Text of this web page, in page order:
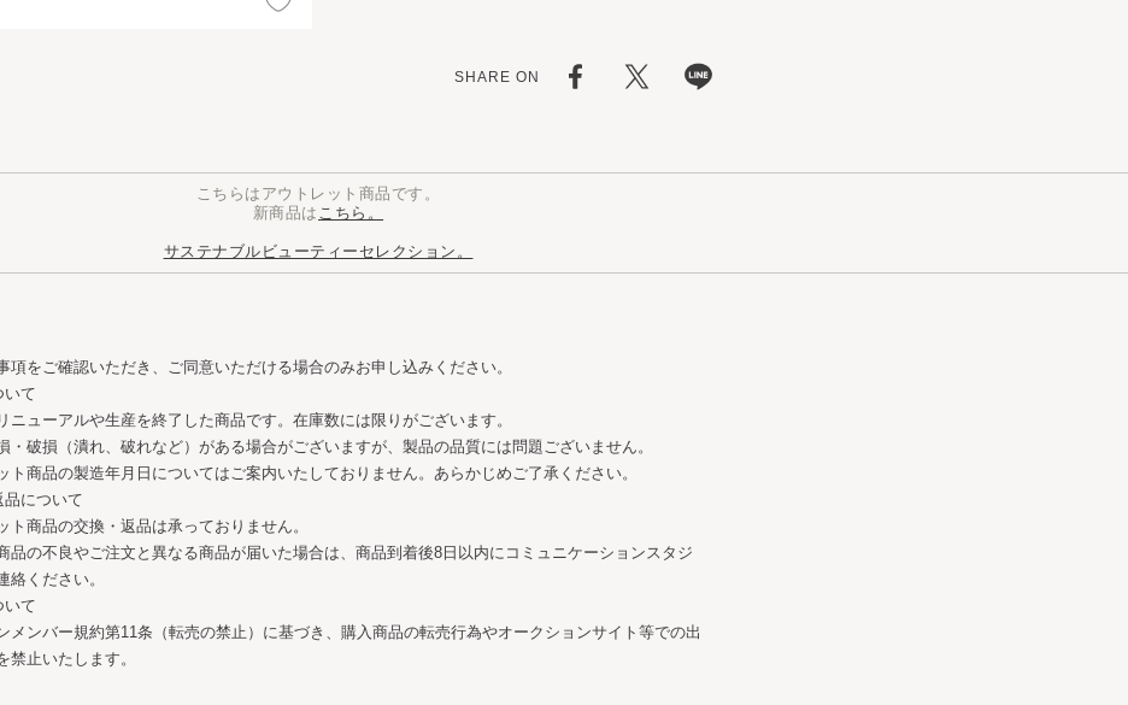
こちらはアウトレット商品です。
新商品は こちら。
サステナブルビューティーセレクション。
項をご確認いただき、ご同意いただける場合のみお申し込みください。
いて
ニューアルや生産を終了した商品です。在庫数には限りがございます。
・破損（潰れ、破れなど）がある場合がございますが、製品の品質には問題ございません。
ト商品の製造年月日についてはご案内いたしておりません。あらかじめご了承ください。
について
ト商品の交換・返品は承っておりません。
品の不良やご注文と異なる商品が届いた場合は、商品到着後8日以内にコミュニケーションスタジ
絡ください。
いて
メンバー規約第11条（転売の禁止）に基づき、購入商品の転売行為やオークションサイト等での出
禁止いたします。
SHARE ON